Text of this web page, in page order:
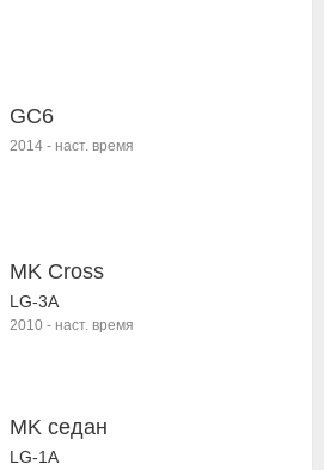
GC6
2014 - наст. время
MK Cross
LG-3A
2010 - наст. время
MK седан
LG-1A